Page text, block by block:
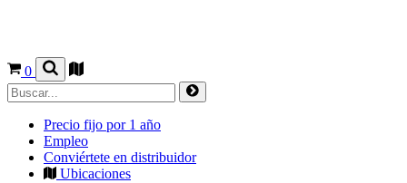
0
Precio fijo por 1 año
Empleo
Conviértete en distribuidor
Ubicaciones